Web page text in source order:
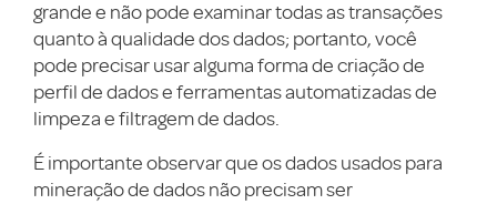
grande e não pode examinar todas as transações
quanto à qualidade dos dados; portanto, você
pode precisar usar alguma forma de criação de
perfil de dados e ferramentas automatizadas de
limpeza e filtragem de dados.
É importante observar que os dados usados para
mineração de dados não precisam ser